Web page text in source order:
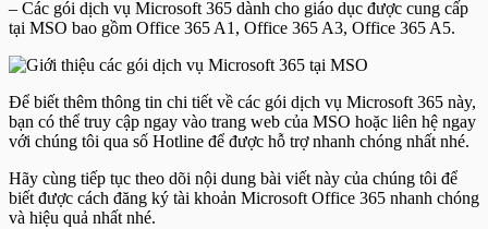
– Các gói dịch vụ Microsoft 365 dành cho giáo dục được cung cấp
tại MSO bao gồm Office 365 A1, Office 365 A3, Office 365 A5.
Để biết thêm thông tin chi tiết về các gói dịch vụ Microsoft 365 này,
bạn có thể truy cập ngay vào trang web của MSO hoặc liên hệ ngay
với chúng tôi qua số Hotline để được hỗ trợ nhanh chóng nhất nhé.
Hãy cùng tiếp tục theo dõi nội dung bài viết này của chúng tôi để
biết được cách đăng ký tài khoản Microsoft Office 365 nhanh chóng
và hiệu quả nhất nhé.